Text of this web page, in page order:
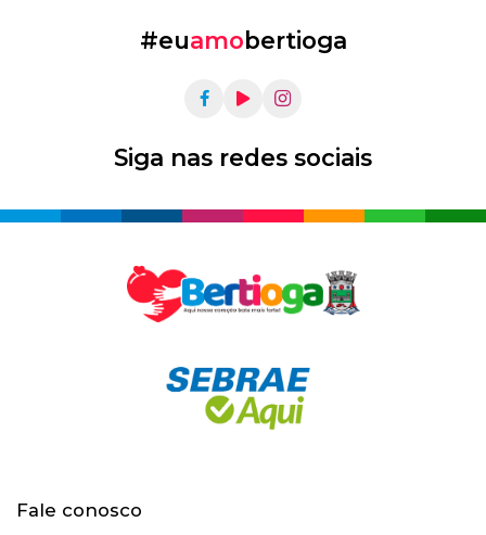
#euamobertioga
Siga nas redes sociais
Fale conosco